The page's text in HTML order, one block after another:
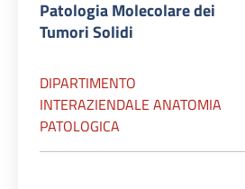
Patologia Molecolare dei
Tumori Solidi
DIPARTIMENTO
INTERAZIENDALE ANATOMIA
PATOLOGICA